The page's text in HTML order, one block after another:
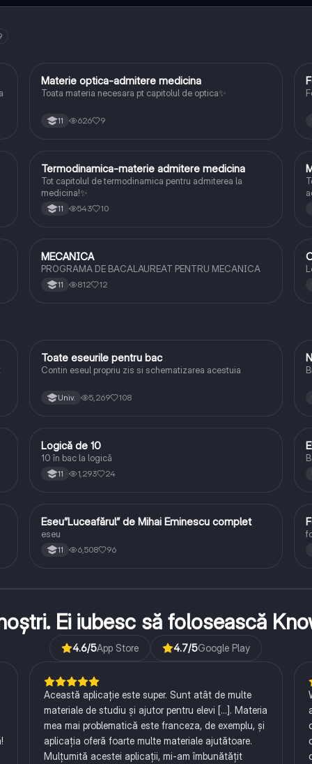
Fizică
Materie optica-admitere medicina
Toata materia necesara pt capitolul de optica✨
11 626 9
Fizică
Termodinamica-materie admitere medicina
Tot capitolul de termodinamica pentru admiterea la
medicina!✨
11 543 10
Fizică
MECANICA
PROGRAMA DE BACALAUREAT PENTRU MECANICA
11 812 12
Limba și literatura română
Toate eseurile pentru bac
Contin eseul propriu zis si schematizarea acestuia
Univ. 5,269 108
Logică
Logică de 10
10 în bac la logică
11 1,293 24
Limba și literatura română
Eseu”Luceafărul” de Mihai Eminescu complet
eseu
11 6,508 96
Ei iubesc să folosească
4.6/5App Store 4.7/5Google Play
Această aplicație este super. Sunt atât de multe
materiale de studiu și ajutor pentru elevi [...]. Materia
mea mai problematică este franceza, de exemplu, și
aplicația oferă foarte multe materiale ajutătoare.
Mulțumită acestei aplicații, mi-am îmbunătățit